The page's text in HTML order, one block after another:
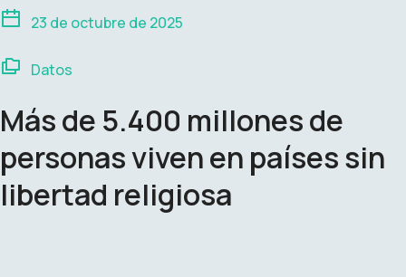
23 de octubre de 2025
Datos
Más de 5.400 millones de
personas viven en países sin
libertad religiosa